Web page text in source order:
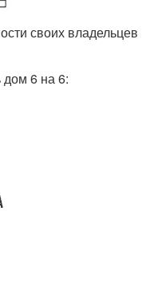
своих владельцев
дом 6 на 6: